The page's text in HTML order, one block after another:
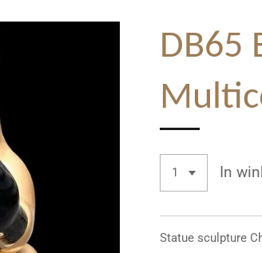
DB65
In
Statue sculpture